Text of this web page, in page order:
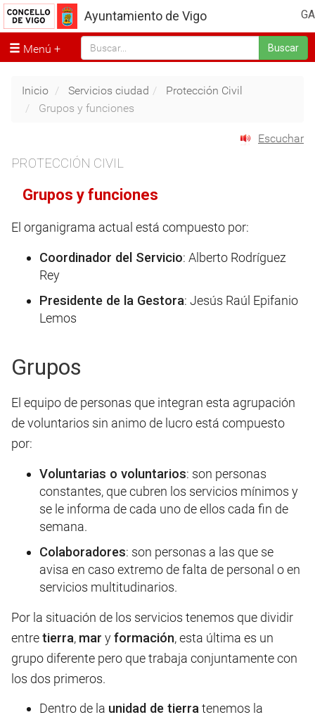
GA
Ayuntamiento de Vigo
Menú Buscar
Inicio Servicios ciudad
Protección Civil
Grupos y funciones
Escuchar
PROTECCIÓN CIVIL
Grupos y funciones
El organigrama actual está compuesto por:
Coordinador del Servicio: Alberto Rodríguez
Rey
Presidente de la Gestora: Jesús Raúl Epifanio
Lemos
Grupos
El equipo de personas que integran esta agrupación
de voluntarios sin animo de lucro está compuesto
por:
Voluntarias o voluntarios: son personas
constantes, que cubren los servicios mínimos y
se le informa de cada uno de ellos cada fin de
semana.
Colaboradores: son personas a las que se
avisa en caso extremo de falta de personal o en
servicios multitudinarios.
Por la situación de los servicios tenemos que dividir
entretierra, mar yformación, esta última es un
grupo diferente pero que trabaja conjuntamente con
los dos primeros.
Dentro de la unidad de tierra tenemos la